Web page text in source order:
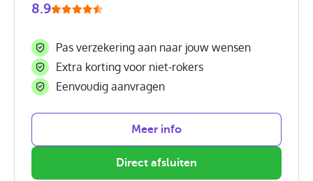
8.9
Pas verzekering aan naar jouw wensen
Extra korting voor niet-rokers
Eenvoudig aanvragen
Meer info
Direct afsluiten